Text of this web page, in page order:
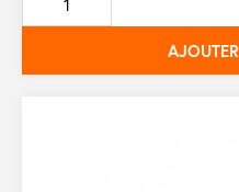
base